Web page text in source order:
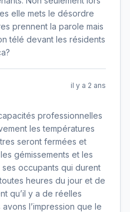
elle mets le désordre
prennent la parole mais
télé devant les résidents
il y a 2 ans
professionnelles
les températures
seront fermées et
gémissements et les
occupants qui durent
heures du jour et de
qu’il y a de réelles
l’impression que le